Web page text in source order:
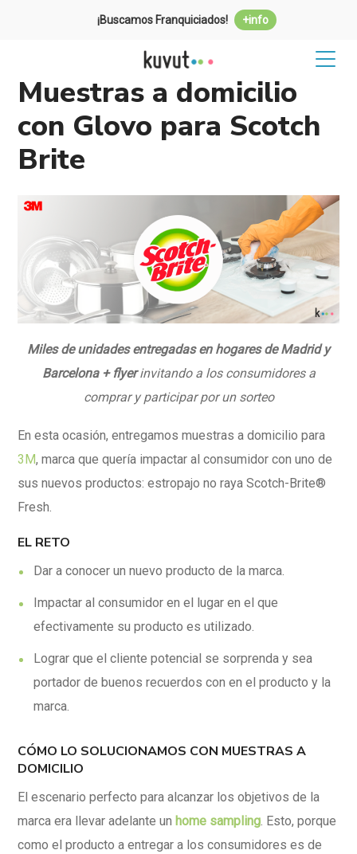
¡Buscamos Franquiciados! +info
Muestras a domicilio
con Glovo para Scotch
Brite
Miles de unidades entregadas en hogares de Madrid y
Barcelona + flyerinvitando a los consumidores a
comprar y participar por un sorteo
En esta ocasión, entregamos muestras a domiciliopara
3M, marca que quería impactar al consumidor con uno de
sus nuevos productos: estropajo no raya Scotch-Brite®
Fresh.
EL RETO
Dar a conocer un nuevo producto de la marca.
Impactar al consumidor en el lugar en el que
efectivamente su producto es utilizado.
Lograr que el cliente potencial se sorprenda y sea
portador de buenos recuerdos con en el producto y la
marca.
CÓMO LO SOLUCIONAMOS CON MUESTRAS A
DOMICILIO
El escenario perfecto para alcanzar los objetivos de la
marca era llevar adelante un home sampling. Esto, porque
como el producto a entregar a los consumidores es de